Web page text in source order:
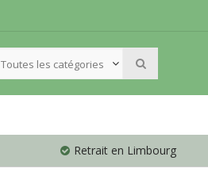
Toutes les catégories
Retrait en Limbourg